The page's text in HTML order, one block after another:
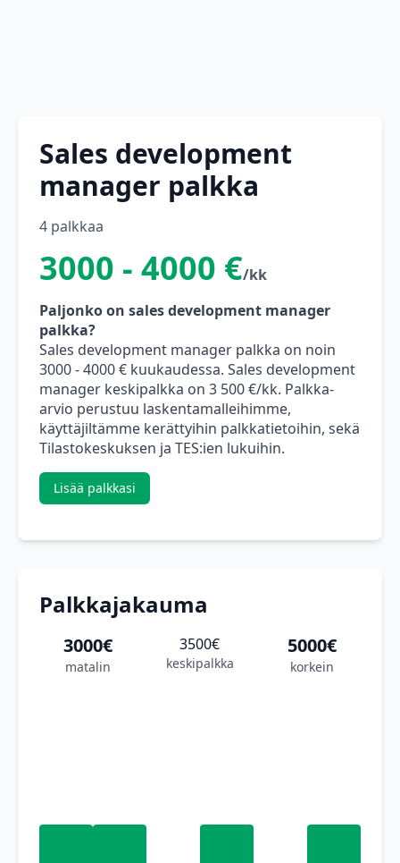
Sales development
manager palkka
4 palkkaa
3000 - 4000 €/kk
Paljonko on sales development manager
palkka?
Sales development manager palkka on noin
3000 - 4000 € kuukaudessa. Sales development
manager keskipalkka on 3 500 €/kk. Palkka-
arvio perustuu laskentamalleihimme,
käyttäjiltämme kerättyihin palkkatietoihin, sekä
Tilastokeskuksen ja TES:ien lukuihin.
Lisää palkkasi
Palkkajakauma
3000€
matalin
3500€
keskipalkka
5000€
korkein